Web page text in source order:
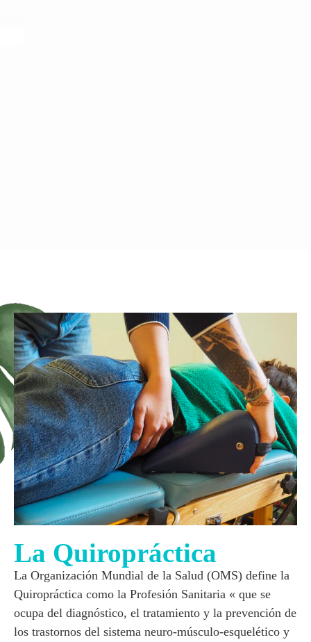
La Quiropráctica
La Organización Mundial de la Salud (OMS) define la
Quiropráctica como la Profesión Sanitaria « que se
ocupa del diagnóstico, el tratamiento y la prevención de
los trastornos del sistema neuro-músculo-esquelético y